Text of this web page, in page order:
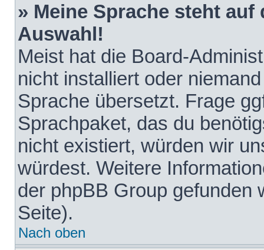
» Meine Sprache steht
Auswahl!
Meist hat die Board-
nicht installiert oder
Sprache übersetzt. Frage
Sprachpaket, das du
nicht existiert, würden wir
würdest. Weitere
der phpBB Group gefunden
Seite).
Nach oben